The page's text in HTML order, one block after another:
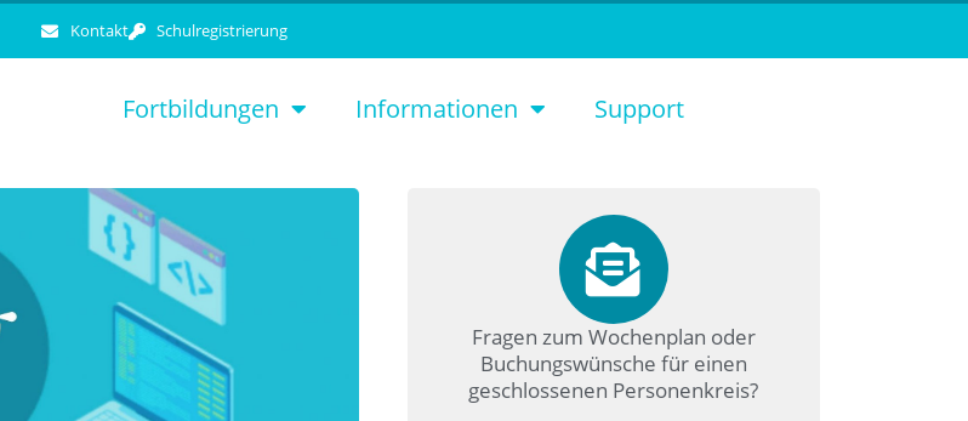
Kontakt Schulregistrierung
Fortbildungen Informationen Support
Fragen zum Wochenplan oder
Buchungswünsche für einen
geschlossenen Personenkreis?